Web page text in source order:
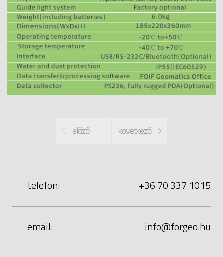
előző következő
telefon: +36 70 337 1015
email: uh.oegrof@ofni